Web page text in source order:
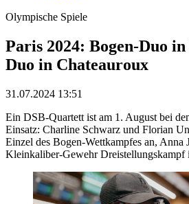
Olympische Spiele
Paris 2024: Bogen-Duo
Duo in Chateauroux
31.07.2024 13:51
Ein DSB-Quartett ist am 1. August bei
Einsatz: Charline Schwarz und Florian
Einzel des Bogen-Wettkampfes an, Anna
Kleinkaliber-Gewehr Dreistellungskampf